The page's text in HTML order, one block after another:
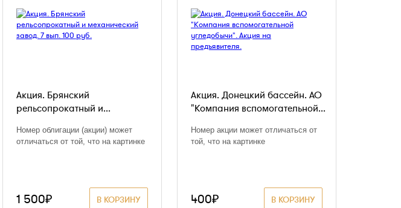
Акция. Брянский
рельсопрокатный и...
Номер облигации (акции) может
отличаться от той, что на картинке
В КОРЗИНУ
1 500₽
Акция. Донецкий бассейн. АО
"Компания вспомогательной...
Номер акции может отличаться от
той, что на картинке
В КОРЗИНУ
400₽